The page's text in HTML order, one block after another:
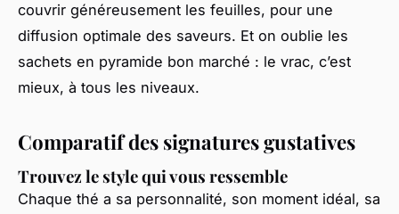
couvrir généreusement les feuilles, pour une
diffusion optimale des saveurs. Et on oublie les
sachets en pyramide bon marché : le vrac, c’est
mieux, à tous les niveaux.
Comparatif des signatures gustatives
Trouvez le style qui vous ressemble
Chaque thé a sa personnalité, son moment idéal, sa